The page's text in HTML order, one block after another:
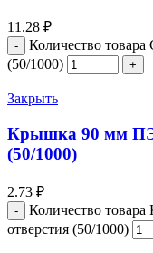
11.28 ₽
Количество
(50/1000)
Закрыть
Крышка 90 мм
(50/1000)
2.73 ₽
Количество
отверстия (50/1000)